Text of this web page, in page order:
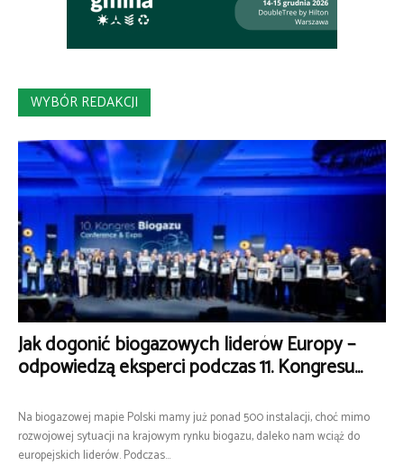
WYBÓR REDAKCJI
Jak dogonić biogazowych liderów Europy –
odpowiedzą eksperci podczas 11. Kongresu...
Na biogazowej mapie Polski mamy już ponad 500 instalacji, choć mimo
rozwojowej sytuacji na krajowym rynku biogazu, daleko nam wciąż do
europejskich liderów. Podczas...